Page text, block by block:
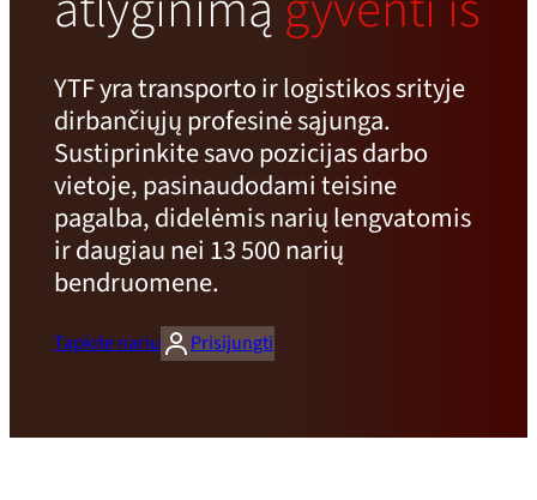
YTF yra transporto ir logistikos srityje
dirbančiųjų profesinė sąjunga.
Sustiprinkite savo pozicijas darbo
vietoje, pasinaudodami teisine
pagalba, didelėmis narių lengvatomis
ir daugiau nei 13 500 narių
bendruomene.
Tapkite nariu Prisijungti